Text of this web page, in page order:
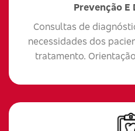
Prevenção
Consultas de
necessidades dos
tratamento.